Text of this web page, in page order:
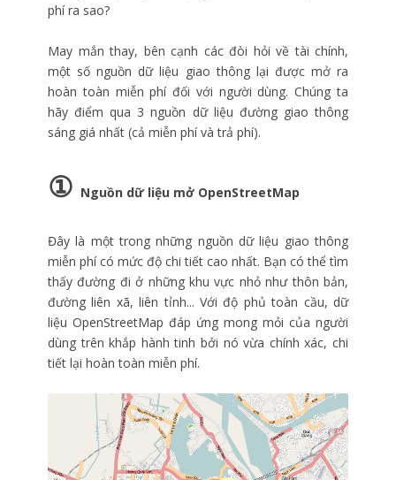
phí ra sao?
May mắn thay, bên cạnh các đòi hỏi về tài chính,
một số nguồn dữ liệu giao thông lại được mở ra
hoàn toàn miễn phí đối với người dùng. Chúng ta
hãy điểm qua 3 nguồn dữ liệu đường giao thông
sáng giá nhất (cả miễn phí và trả phí).
① Nguồn dữ liệu mở OpenStreetMap
Đây là một trong những nguồn dữ liệu giao thông
miễn phí có mức độ chi tiết cao nhất. Bạn có thể tìm
thấy đường đi ở những khu vực nhỏ như thôn bản,
đường liên xã, liên tỉnh... Với độ phủ toàn cầu, dữ
liệu OpenStreetMap đáp ứng mong mỏi của người
dùng trên khắp hành tinh bởi nó vừa chính xác, chi
tiết lại hoàn toàn miễn phí.